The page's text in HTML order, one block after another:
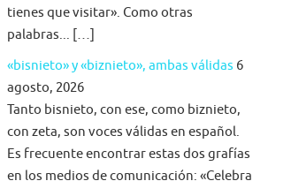
tienes que visitar». Como otras
palabras... […]
«bisnieto» y «biznieto», ambas válidas 6
agosto, 2026
Tanto bisnieto, con ese, como biznieto,
con zeta, son voces válidas en español.
Es frecuente encontrar estas dos grafías
en los medios de comunicación: «Celebra